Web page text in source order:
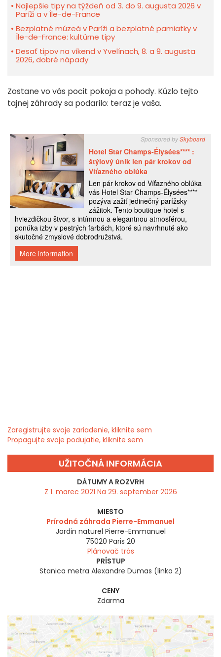
Najlepšie tipy na týždeň od 3. do 9. augusta 2026 v
Paríži a v Île-de-France
Bezplatné múzeá v Paríži a bezplatné pamiatky v
Île-de-France: kultúrne tipy
Desať tipov na víkend v Yvelínach, 8. a 9. augusta
2026, dobré nápady
Zostane vo vás pocit pokoja a pohody. Kúzlo tejto
tajnej záhrady sa podarilo: teraz je vaša.
Zaregistrujte svoje zariadenie, kliknite sem
Propagujte svoje podujatie, kliknite sem
UŽITOČNÁ INFORMÁCIA
DÁTUMY A ROZVRH
Z 1. marec 2021 Na 29. september 2026
MIESTO
Prírodná záhrada Pierre-Emmanuel
Jardin naturel Pierre-Emmanuel
75020 Paris 20
Plánovač trás
PRÍSTUP
Stanica metra Alexandre Dumas (linka 2)
CENY
Zdarma